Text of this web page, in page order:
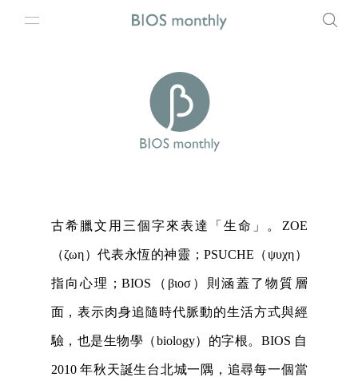
古希臘文用三個字來表達「生命」。ZOE
（ζωη）代表永恆的神靈；PSUCHE（ψυχη）
指向心理；BIOS（βιοσ）則涵蓋了物質層
面，表示肉身追隨時代脈動的生活方式與經
驗，也是生物學（biology）的字根。BIOS 自
2010 年秋天誕生台北城一隅，追尋每一個當